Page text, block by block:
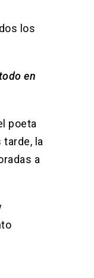
los
en
poeta
la
a